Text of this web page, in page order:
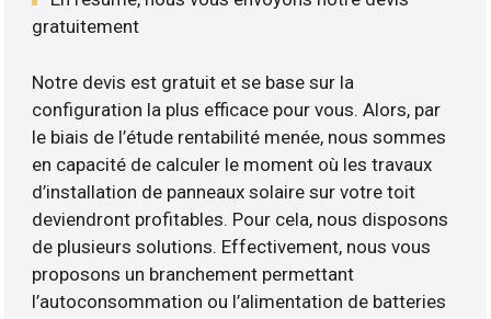
gratuitement
Notre devis est gratuit et se base sur la
configuration la plus efficace pour vous. Alors, par
le biais de l’étude rentabilité menée, nous sommes
en capacité de calculer le moment où les travaux
d’installation de panneaux solaire sur votre toit
deviendront profitables. Pour cela, nous disposons
de plusieurs solutions. Effectivement, nous vous
proposons un branchement permettant
l’autoconsommation ou l’alimentation de batteries